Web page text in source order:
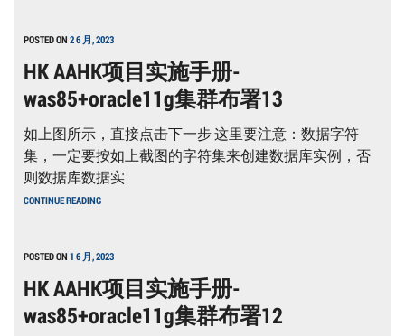
实
手
册-
WAS85+ORACLE11G
集
布
署
14
POSTED ON 2 6 月, 2023
HK AAHK项目实施手册-
was85+oracle11g集群布署13
如上图所示，直接点击下一步 这里要注意：数据字符
集，一定要按如上截图的字符集来创建数据库实例，否
则数据库数据实
CONTINUE READINGHK
AAHK
实
手
册-
WAS85+ORACLE11G
集
POSTED ON 1 6 月, 2023
HK AAHK项目实施手册-
was85+oracle11g集群布署12